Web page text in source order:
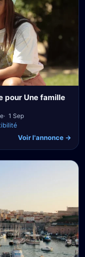
pour Une famille
1 Sep
Voir l'annonce →